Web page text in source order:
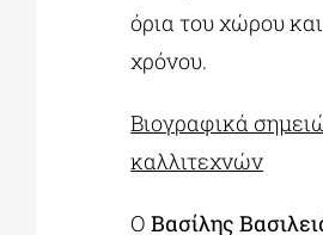
όρια του χώρου
χρόνου.
Βιογραφικά
καλλιτεχνών
ΟΒασίλης